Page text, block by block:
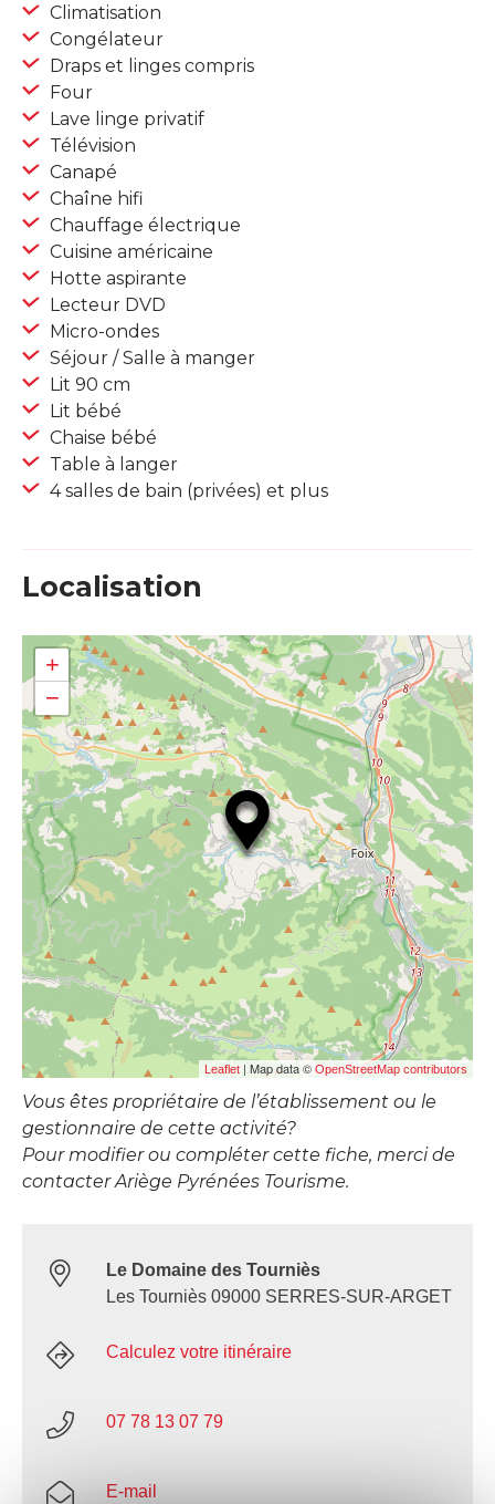
Climatisation
Congélateur
Draps et linges compris
Four
Lave linge privatif
Télévision
Canapé
Chaîne hifi
Chauffage électrique
Cuisine américaine
Hotte aspirante
Lecteur DVD
Micro-ondes
Séjour / Salle à manger
Lit 90 cm
Lit bébé
Chaise bébé
Table à langer
4 salles de bain (privées) et plus
Localisation
+
−
Leaflet | Map data © OpenStreetMap contributors
Vous êtes propriétaire de l’établissement ou le
gestionnaire de cette activité?
Pour modifier ou compléter cette fiche, merci de
contacter Ariège Pyrénées Tourisme.
Le Domaine des Tourniès
Les Tourniès 09000 SERRES-SUR-ARGET
Calculez votre itinéraire
07 78 13 07 79
E-mail